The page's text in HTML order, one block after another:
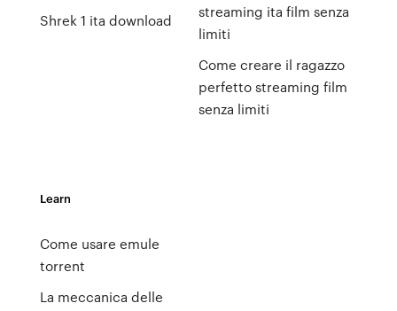
Shrek 1 ita download
streaming ita film senza
limiti
Come creare il ragazzo
perfetto streaming film
senza limiti
Learn
Come usare emule
torrent
La meccanica delle